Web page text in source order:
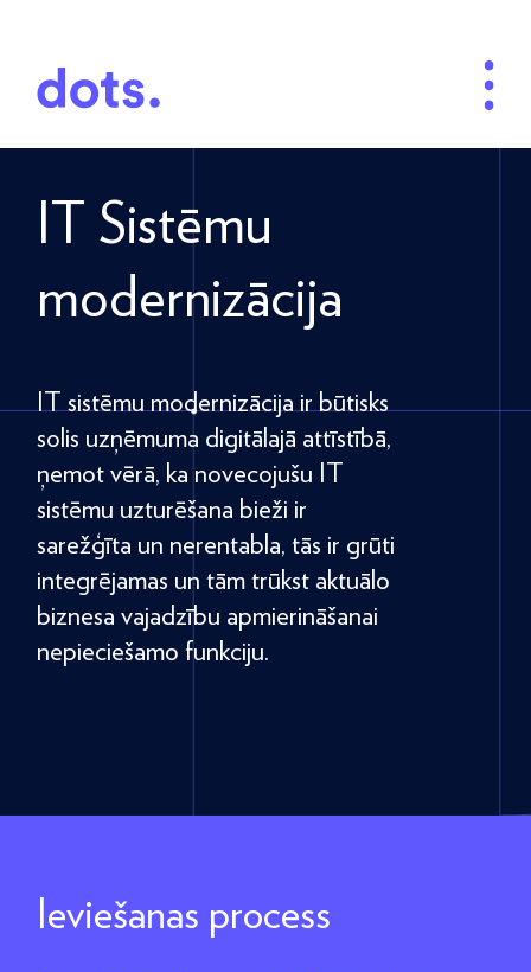
IT Sistēmu
modernizācija
IT sistēmu modernizācija ir būtisks
solis uzņēmuma digitālajā attīstībā,
ņemot vērā, ka novecojušu IT
sistēmu uzturēšana bieži ir
sarežģīta un nerentabla, tās ir grūti
integrējamas un tām trūkst aktuālo
biznesa vajadzību apmierināšanai
nepieciešamo funkciju.
Ieviešanas process